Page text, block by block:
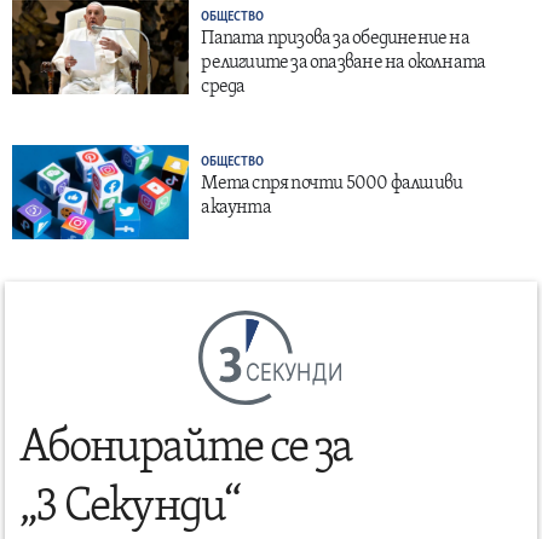
ОБЩЕСТВО
Папата призова за обединение на
религиите за опазване на околната
среда
ОБЩЕСТВО
Мета спря почти 5000 фалшиви
акаунта
СЕКУНДИ
Абонирайте се за
„3 Секунди“